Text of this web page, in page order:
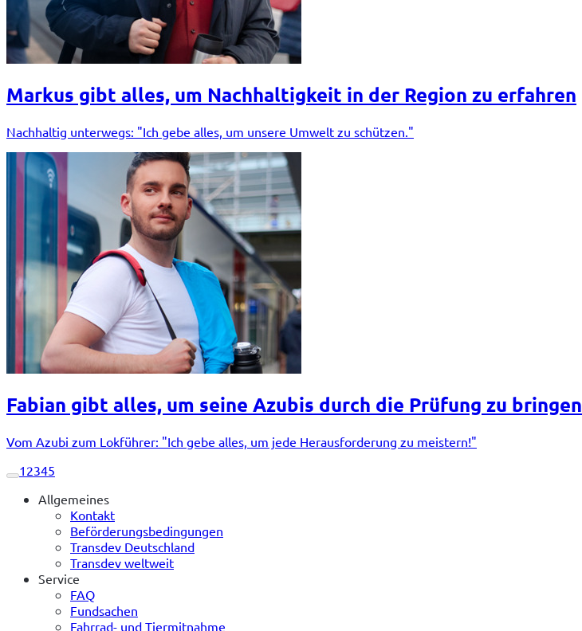
Markus gibt alles, um Nachhaltigkeit in der Region zu erfahren
Nachhaltig unterwegs: "Ich gebe alles, um unsere Umwelt zu schützen."
Fabian gibt alles, um seine Azubis durch die Prüfung zu bringen
Vom Azubi zum Lokführer: "Ich gebe alles, um jede Herausforderung zu meistern!"
1 2345
Allgemeines
Kontakt
Beförderungsbedingungen
Transdev Deutschland
Transdev weltweit
Service
FAQ
Fundsachen
Fahrrad- und Tiermitnahme